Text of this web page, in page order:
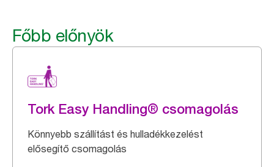
Főbb előnyök
Tork Easy Handling® csomagolás
Könnyebb szállítást és hulladékkezelést
elősegítő csomagolás